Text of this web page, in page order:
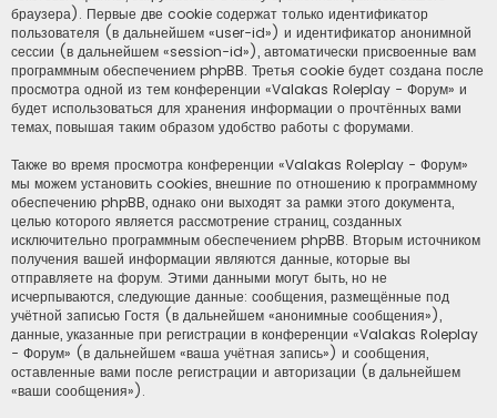
браузера). Первые две cookie содержат только идентификатор
пользователя (в дальнейшем «user-id») и идентификатор анонимной
сессии (в дальнейшем «session-id»), автоматически присвоенные вам
программным обеспечением phpBB. Третья cookie будет создана после
просмотра одной из тем конференции «Valakas Roleplay - Форум» и
будет использоваться для хранения информации о прочтённых вами
темах, повышая таким образом удобство работы с форумами.
Также во время просмотра конференции «Valakas Roleplay - Форум»
мы можем установить cookies, внешние по отношению к программному
обеспечению phpBB, однако они выходят за рамки этого документа,
целью которого является рассмотрение страниц, созданных
исключительно программным обеспечением phpBB. Вторым источником
получения вашей информации являются данные, которые вы
отправляете на форум. Этими данными могут быть, но не
исчерпываются, следующие данные: сообщения, размещённые под
учётной записью Гостя (в дальнейшем «анонимные сообщения»),
данные, указанные при регистрации в конференции «Valakas Roleplay
- Форум» (в дальнейшем «ваша учётная запись») и сообщения,
оставленные вами после регистрации и авторизации (в дальнейшем
«ваши сообщения»).